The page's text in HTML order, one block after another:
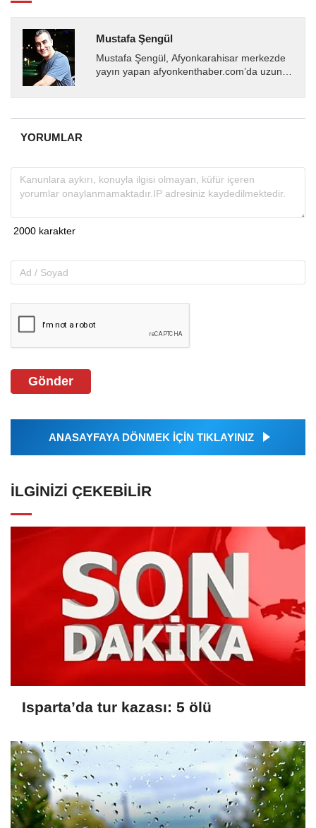
Mustafa Şengül
Mustafa Şengül, Afyonkarahisar merkezde
yayın yapan afyonkenthaber.com’da uzun
almakta, haber akışı...
YORUMLAR
Gönder
ANASAYFAYA DÖNMEK İÇİN TIKLAYINIZ
İLGINIZI ÇEKEBILIR
Isparta’da tur kazası: 5 ölü